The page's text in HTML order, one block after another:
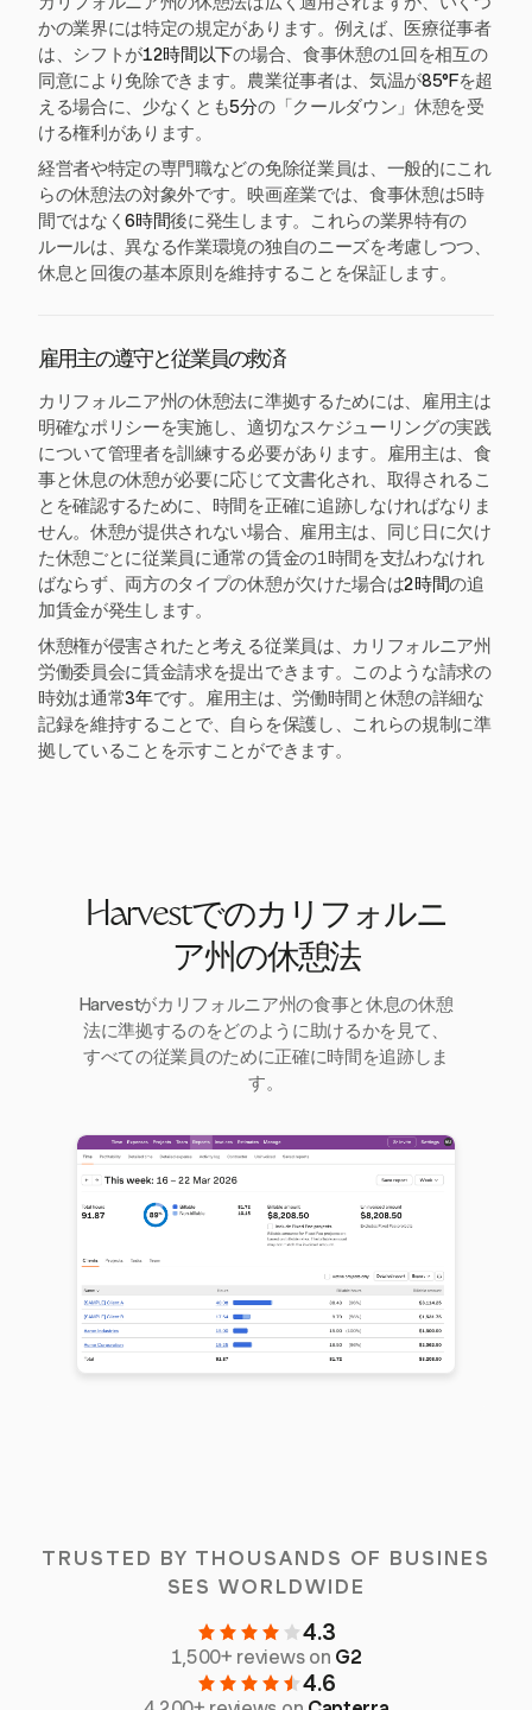
かの業界には特定の規定があります。例えば、医療従事者
は、シフトが12時間以下の場合、食事休憩の1回を相互の
同意により免除できます。農業従事者は、気温が85°Fを超
える場合に、少なくとも5分の「クールダウン」休憩を受
ける権利があります。
経営者や特定の専門職などの免除従業員は、一般的にこれ
らの休憩法の対象外です。映画産業では、食事休憩は5時
間ではなく6時間後に発生します。これらの業界特有の
ルールは、異なる作業環境の独自のニーズを考慮しつつ、
休息と回復の基本原則を維持することを保証します。
雇用主の遵守と従業員の救済
カリフォルニア州の休憩法に準拠するためには、雇用主は
明確なポリシーを実施し、適切なスケジューリングの実践
について管理者を訓練する必要があります。雇用主は、食
事と休息の休憩が必要に応じて文書化され、取得されるこ
とを確認するために、時間を正確に追跡しなければなりま
せん。休憩が提供されない場合、雇用主は、同じ日に欠け
た休憩ごとに従業員に通常の賃金の1時間を支払わなけれ
ばならず、両方のタイプの休憩が欠けた場合は2時間の追
加賃金が発生します。
休憩権が侵害されたと考える従業員は、カリフォルニア州
労働委員会に賃金請求を提出できます。このような請求の
時効は通常3年です。雇用主は、労働時間と休憩の詳細な
記録を維持することで、自らを保護し、これらの規制に準
拠していることを示すことができます。
Harvestでのカリフォルニ
ア州の休憩法
Harvestがカリフォルニア州の食事と休息の休憩
法に準拠するのをどのように助けるかを見て、
すべての従業員のために正確に時間を追跡しま
す。
TRUSTED BY THOUSANDS OF BUSINES
SES WORLDWIDE
4.3
1,500+ reviews on G2
4.6